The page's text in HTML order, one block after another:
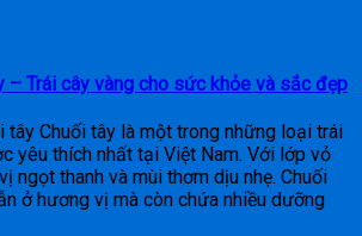
– Trái cây vàng cho sức khỏe và sắc đẹp
tây Chuối tây là một trong những loại trái
yêu thích nhất tại Việt Nam. Với lớp vỏ
ngọt thanh và mùi thơm dịu nhẹ. Chuối
ở hương vị mà còn chứa nhiều dưỡng